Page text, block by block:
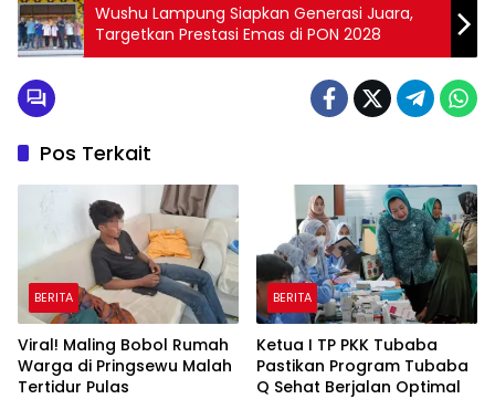
Wushu Lampung Siapkan Generasi Juara,
Targetkan Prestasi Emas di PON 2028
Pos Terkait
BERITA
Viral! Maling Bobol Rumah
Warga di Pringsewu Malah
Tertidur Pulas
BERITA
Ketua I TP PKK Tubaba
Pastikan Program Tubaba
Q Sehat Berjalan Optimal